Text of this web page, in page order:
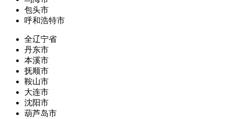
包头市
呼和浩特市
全辽宁省
丹东市
本溪市
抚顺市
鞍山市
大连市
沈阳市
葫芦岛市